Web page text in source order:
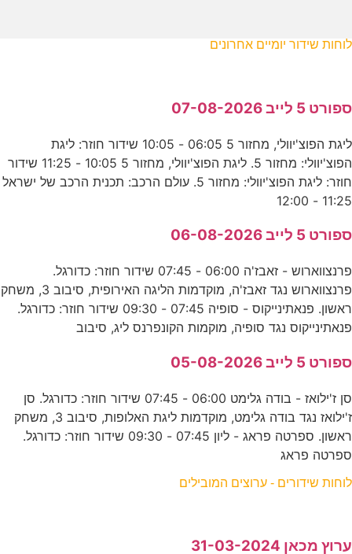
לוחות שידור יומיים אחרונים
ספורט 5 לייב 07-08-2026
ליגת הפוצ'יוולי, מחזור 5 06:05 - 10:05 שידור חוזר: ליגת
הפוצ'יוולי: מחזור 5. ליגת הפוצ'יוולי, מחזור 5 10:05 - 11:25 שידור
חוזר: ליגת הפוצ'יוולי: מחזור 5. עולם הרכב: תכנית הרכב של ישראל
11:25 - 12:00
ספורט 5 לייב 06-08-2026
פרנצווארוש - זאבז'ה 06:00 - 07:45 שידור חוזר: כדורגל.
פרנצווארוש נגד זאבז'ה, מוקדמות הליגה האירופית, סיבוב 3, משחק
ראשון. פנאתינייקוס - סופיה 07:45 - 09:30 שידור חוזר: כדורגל.
פנאתינייקוס נגד סופיה, מוקמות הקונפרנס ליג, סיבוב
ספורט 5 לייב 05-08-2026
סן ז'ילואז - בודה גלימט 06:00 - 07:45 שידור חוזר: כדורגל. סן
ז'ילואז נגד בודה גלימט, מוקדמות ליגת האלופות, סיבוב 3, משחק
ראשון. ספרטה פראג - ליון 07:45 - 09:30 שידור חוזר: כדורגל.
ספרטה פראג
לוחות שידורים - ערוצים המובילים
ערוץ מכאן 31-03-2024